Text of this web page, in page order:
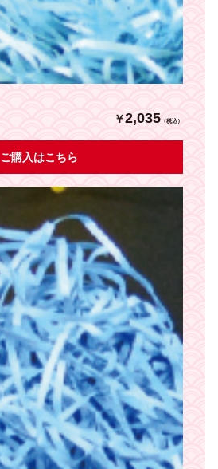
￥2,035 （税込）
ご購入はこちら